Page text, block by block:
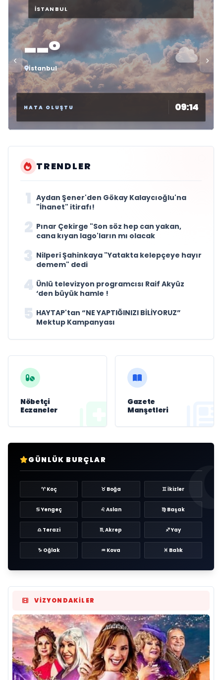
--°
İstanbul
HATA OLUŞTU 09:14
TRENDLER
1 Aydan Şener'den Gökay Kalaycıoğlu'na
"İhanet" itirafı!
2 Pınar Çekirge "Son söz hep can yakan,
cana kıyan Iago'ların mı olacak
3 Nilperi Şahinkaya "Yatakta kelepçeye hayır
demem" dedi
4 Ünlü televizyon programcısı Raif Akyüz
‘den büyük hamle !
5 HAYTAP'tan “NE YAPTIĞINIZI BİLİYORUZ”
Mektup Kampanyası
Nöbetçi
Eczaneler
Gazete
Manşetleri
GÜNLÜK BURÇLAR
♈ Koç ♉ Boğa ♊ İkizler
♋ Yengeç ♌ Aslan ♍ Başak
♎ Terazi ♏ Akrep ♐ Yay
♑ Oğlak ♒ Kova ♓ Balık
VIZYONDAKILER